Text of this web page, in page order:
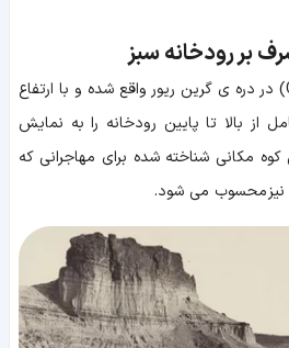
بر رودخانه سبز
کوه کستل راک (Castle Rock) در دره ی گرین ریور واقع شده و با ارتفاع
از بالا تا پایین رودخانه را به نمایش
مکانی شناخته شده برای مهاجرانی که
نیز محسوب می شود.